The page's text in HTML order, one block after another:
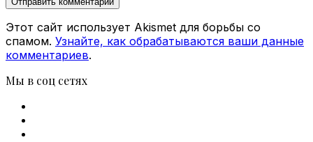
Этот сайт использует Akismet для борьбы со
спамом. Узнайте, как обрабатываются ваши данные
комментариев.
Мы в соц сетях